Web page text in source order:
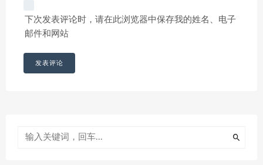
下次发表评论时，请在此浏览器中保存我的姓名、电子
邮件和网站